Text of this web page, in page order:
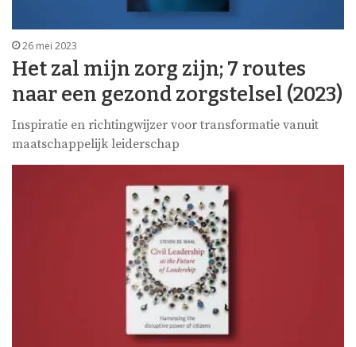
26 mei 2023
Het zal mijn zorg zijn; 7 routes
naar een gezond zorgstelsel (2023)
Inspiratie en richtingwijzer voor transformatie vanuit
maatschappelijk leiderschap